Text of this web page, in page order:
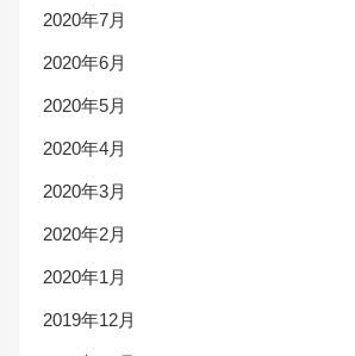
2020年7月
2020年6月
2020年5月
2020年4月
2020年3月
2020年2月
2020年1月
2019年12月